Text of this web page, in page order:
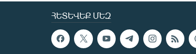
ՀԵՏԵՎԵՔ ՄԵԶ